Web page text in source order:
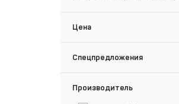
Цена
Спецпредложения
Производитель